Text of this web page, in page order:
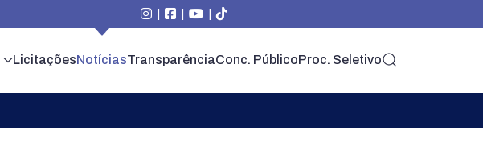
| | |
LicitaçõesNotíciasTransparênciaConc. PúblicoProc. Seletivo